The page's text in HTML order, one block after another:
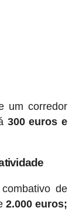
um corredor
300 euros e
de
2.000 euros;